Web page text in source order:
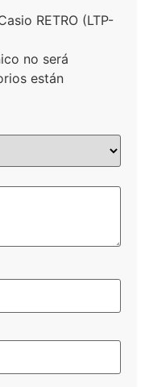
RETRO (LTP-
no será
están